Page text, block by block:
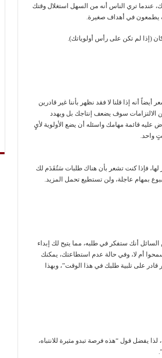
عندما تري الناس أنه من السهل استغلال وقتك
يطمعون في أهداف صغيرة.
(إذا لم تكن على رأس أولوياتك).
أنه إذا قلنا لا فقد نظهر بأننا غير قادرين
الالتزامات سوف يضعف إنتاجك بل ويهدد
عليه قائمة مهامك واسئله أن يضع الأولوية لأيٍ
واحد.
فإذا كنت تشعر بأن هناك طلبات سَتُقَدَم لك
بمهام عاجلة، ولن تستطيع تحمل المزيد.
أنك ستفكر في طلبه، مما يتيح لك إبداء
أم لا، وفي حالة عدم استطاعتك، يمكنك
قادر على تلبية طلبك في هذا الوقت”، وبهذا
لذا يفضل قول “هذه فرصة تبدو مثيرة للانتباه،